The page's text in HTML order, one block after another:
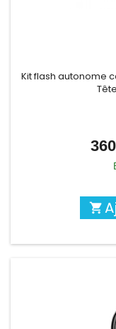
Kit flash autonome
